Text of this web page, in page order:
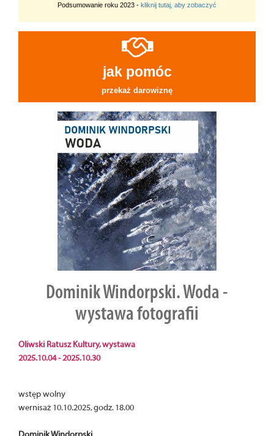
Podsumowanie roku 2023 - kliknij tutaj, aby zobaczyć
jak pomóc
przekaż darowiznę
Dominik Windorpski. Woda -
wystawa fotografii
Oliwski Ratusz Kultury, wystawa
2025.10.04 - 2025.10.30
wstęp wolny
wernisaż 10.10.2025, godz. 18.00